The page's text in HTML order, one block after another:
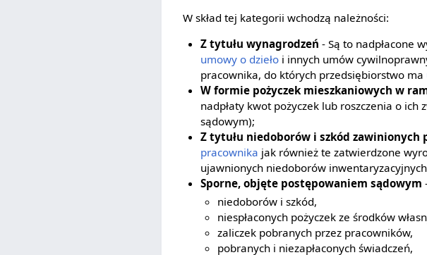
W skład tej kategorii wchodzą należności:
Z tytułu wynagrodzeń - Są to nadpłacone
umowy o dziełoi innych umów
pracownika, do których przedsiębiorstwo ma
W formie pożyczek mieszkaniowych w
nadpłaty kwot pożyczek lub roszczenia o
sądowym);
Z tytułu niedoborów i szkód zawinionych
pracownika jak również te zatwierdzone
ujawnionych niedoborów
Sporne, objęte postępowaniem sądowym
niedoborów i szkód,
niespłaconych pożyczek ze środków
zaliczek pobranych przez pracowników,
pobranych i niezapłaconych świadczeń,